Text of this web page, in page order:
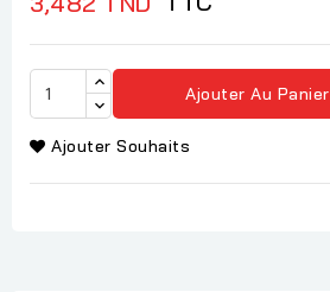
Ajouter Au Panier
Ajouter Souhaits